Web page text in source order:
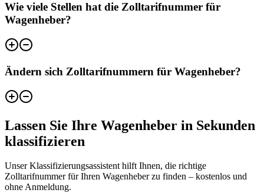
Wie viele Stellen hat die Zolltarifnummer für
Wagenheber?
Ändern sich Zolltarifnummern für Wagenheber?
Lassen Sie Ihre Wagenheber in Sekunden
klassifizieren
Unser Klassifizierungsassistent hilft Ihnen, die richtige
Zolltarifnummer für Ihren Wagenheber zu finden – kostenlos und
ohne Anmeldung.